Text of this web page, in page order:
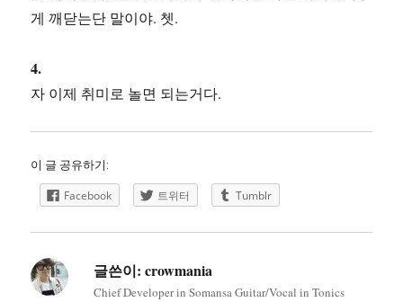
게 깨닫는단 말이야. 쳇.
4.
자 이제 취미로 놀면 되는거다.
이 글 공유하기:
Facebook 트위터 Tumblr
글쓴이: crowmania
Chief Developer in Somansa Guitar/Vocal in Tonics